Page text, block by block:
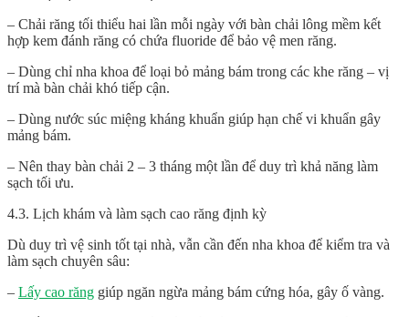
– Chải răng tối thiểu hai lần mỗi ngày với bàn chải lông mềm kết
hợp kem đánh răng có chứa fluoride để bảo vệ men răng.
– Dùng chỉ nha khoa để loại bỏ mảng bám trong các khe răng – vị
trí mà bàn chải khó tiếp cận.
– Dùng nước súc miệng kháng khuẩn giúp hạn chế vi khuẩn gây
mảng bám.
– Nên thay bàn chải 2 – 3 tháng một lần để duy trì khả năng làm
sạch tối ưu.
4.3. Lịch khám và làm sạch cao răng định kỳ
Dù duy trì vệ sinh tốt tại nhà, vẫn cần đến nha khoa để kiểm tra và
làm sạch chuyên sâu:
– Lấy cao răng giúp ngăn ngừa mảng bám cứng hóa, gây ố vàng.